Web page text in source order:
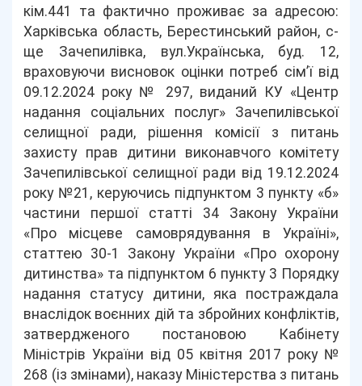
кім.441 та фактично проживає за адресою:
Харківська область, Берестинський район, с-
ще Зачепилівка, вул.Українська, буд. 12,
враховуючи висновок оцінки потреб сім’ї від
09.12.2024 року № 297, виданий КУ «Центр
надання соціальних послуг» Зачепилівської
селищної ради, рішення комісії з питань
захисту прав дитини виконавчого комітету
Зачепилівської селищної ради від 19.12.2024
року №21, керуючись підпунктом 3 пункту «б»
частини першої статті 34 Закону України
«Про місцеве самоврядування в Україні»,
статтею 30-1 Закону України «Про охорону
дитинства» та підпунктом 6 пункту 3 Порядку
надання статусу дитини, яка постраждала
внаслідок воєнних дій та збройних конфліктів,
затвердженого постановою Кабінету
Міністрів України від 05 квітня 2017 року №
268 (із змінами), наказу Міністерства з питань